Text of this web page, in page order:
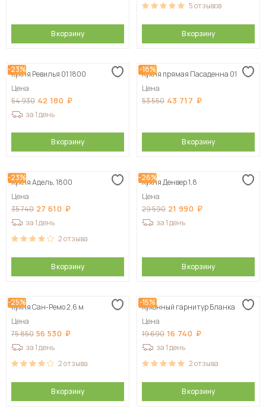
В корзину
5отзывов
В корзину
-23%
Кухня Ревилья 01 1800
Цена
54 930 42 180
за 1 день
В корзину
-18%
Кухня прямая Пасаденна 01
Цена
53 550 43 717
В корзину
-23%
Кухня Адель, 1800
Цена
35 740 27 610
за 1 день
2отзыва
В корзину
-26%
Кухня Денвер 1,8
Цена
29 590 21 990
за 1 день
В корзину
-25%
Кухня Сан-Ремо 2,6 м
Цена
75 850 56 530
за 1 день
2отзыва
В корзину
-15%
Кухонный гарнитур Бланка
Цена
19 690 16 740
за 1 день
2отзыва
В корзину